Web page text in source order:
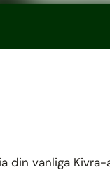
vanliga